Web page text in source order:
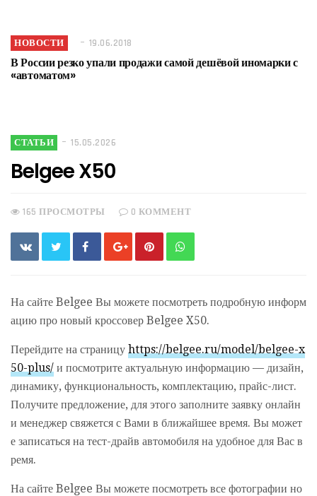
НОВОСТИ 19.06.2018
В России резко упали продажи самой дешёвой иномарки с
«автоматом»
СТАТЬИ 15.05.2026
Belgee X50
165 ПРОСМОТРЫ 0 КОММЕНТ
На сайте Belgee Вы можете посмотреть подробную информ
ацию про новый кроссовер Belgee X50.
Перейдите на страницу https://belgee.ru/model/belgee-x
50-plus/ и посмотрите актуальную информацию — дизайн,
динамику, функциональность, комплектацию, прайс-лист.
Получите предложение, для этого заполните заявку онлайн
и менеджер свяжется с Вами в ближайшее время. Вы может
е записаться на тест-драйв автомобиля на удобное для Вас в
ремя.
На сайте Belgee Вы можете посмотреть все фотографии но